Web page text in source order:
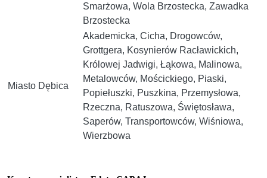
Smarżowa, Wola Brzostecka, Zawadka
Brzostecka
Miasto Dębica
Akademicka, Cicha, Drogowców,
Grottgera, Kosynierów Racławickich,
Królowej Jadwigi, Łąkowa, Malinowa,
Metalowców, Mościckiego, Piaski,
Popiełuszki, Puszkina, Przemysłowa,
Rzeczna, Ratuszowa, Świętosława,
Saperów, Transportowców, Wiśniowa,
Wierzbowa